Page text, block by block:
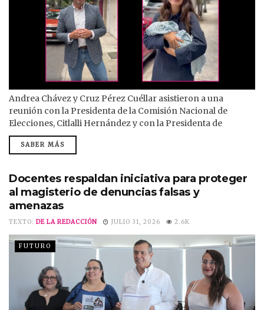
Andrea Chávez y Cruz Pérez Cuéllar asistieron a una
reunión con la Presidenta de la Comisión Nacional de
Elecciones, Citlalli Hernández y con la Presidenta de
Morena, AriadnaMontiel, en CDMX, donde conocieron el
resultado de las primeras encuestas internas. Los
Pérez Cuéllar, reflejan las tendencias en el proceso interno,
después de conocer los resultados de...
SABER MÁS
Docentes respaldan iniciativa para proteger
al magisterio de denuncias falsas y
amenazas
TEXTO: DE LA REDACCIÓN JULIO 31, 2026 2.6K
FUTURO